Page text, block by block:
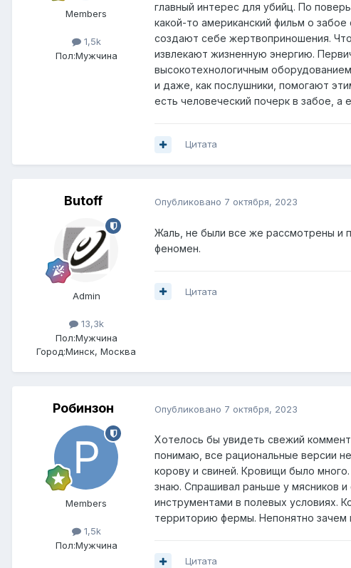
Members
1,5k
Пол:Мужчина
главный интерес для убийц. По
какой-то американский фильм о
создают себе жертвоприношения.
извлекают жизненную энергию.
высокотехнологичным
и даже, как послушники, помогают
есть человеческий почерк в забое, а
Цитата
Butoff
Admin
13,3k
Пол:Мужчина
Город:Минск, Москва
Опубликовано 7 октября, 2023
Жаль, не были все же рассмотрены и
феномен.
Цитата
Робинзон
Members
1,5k
Пол:Мужчина
Опубликовано 7 октября, 2023
Хотелось бы увидеть свежий
понимаю, все рациональные версии
корову и свиней. Кровищи было
знаю. Спрашивал раньше у мясников
инструментами в полевых условиях.
территорию фермы. Непонятно зачем
Цитата